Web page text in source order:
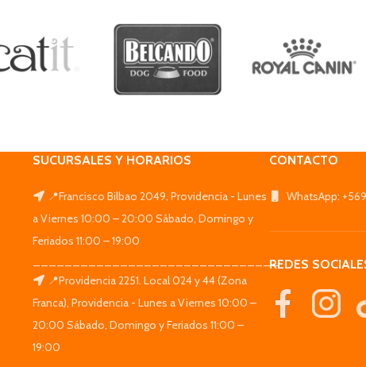
SUCURSALES Y HORARIOS
📍Francisco Bilbao 2049, Providencia - Lunes
a Viernes 10:00 – 20:00 Sábado, Domingo y
Feriados 11:00 – 19:00
_______________________________
📍Providencia 2251. Local 024 y 44 (Zona
Franca), Providencia - Lunes a Viernes 10:00 –
20:00 Sábado, Domingo y Feriados 11:00 –
19:00
CONTACTO
WhatsApp:
REDES